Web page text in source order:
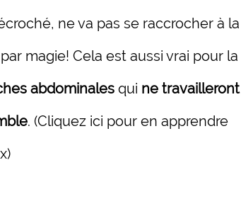
ne va pas se raccrocher à la
magie! Cela est aussi vrai pour la
abdominales qui ne travailleront
. (Cliquez ici pour en apprendre